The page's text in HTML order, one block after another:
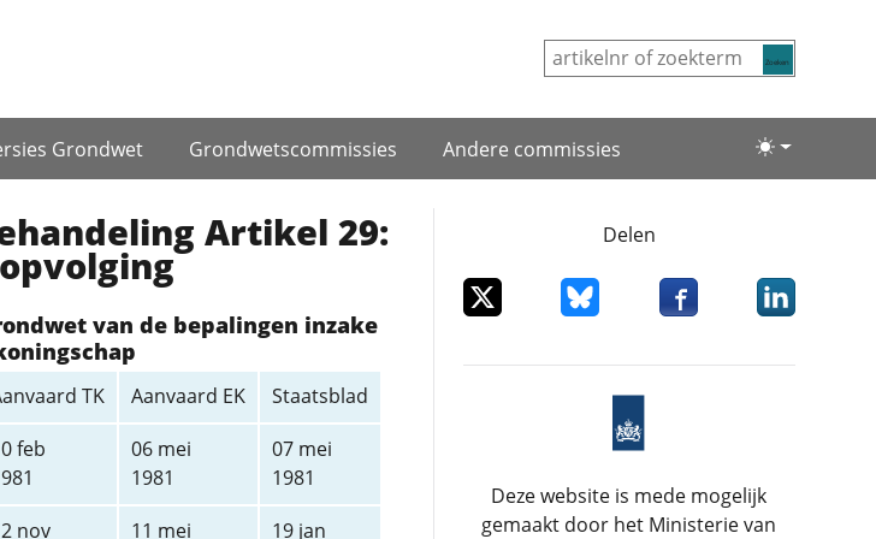
Lichte/
Grondwet Grondwets­commissies Andere commissies
Artikel 29:
van de bepalingen inzake
TK Aanvaard EK
Staatsblad
feb
06 mei
1981
07 mei
1981
nov
11 mei
19 jan
Delen
Deel dit item op XDeel dit item op Bluesky
Deel dit item op
Deel dit
Deze website is mede mogelijk
gemaakt door het Ministerie van